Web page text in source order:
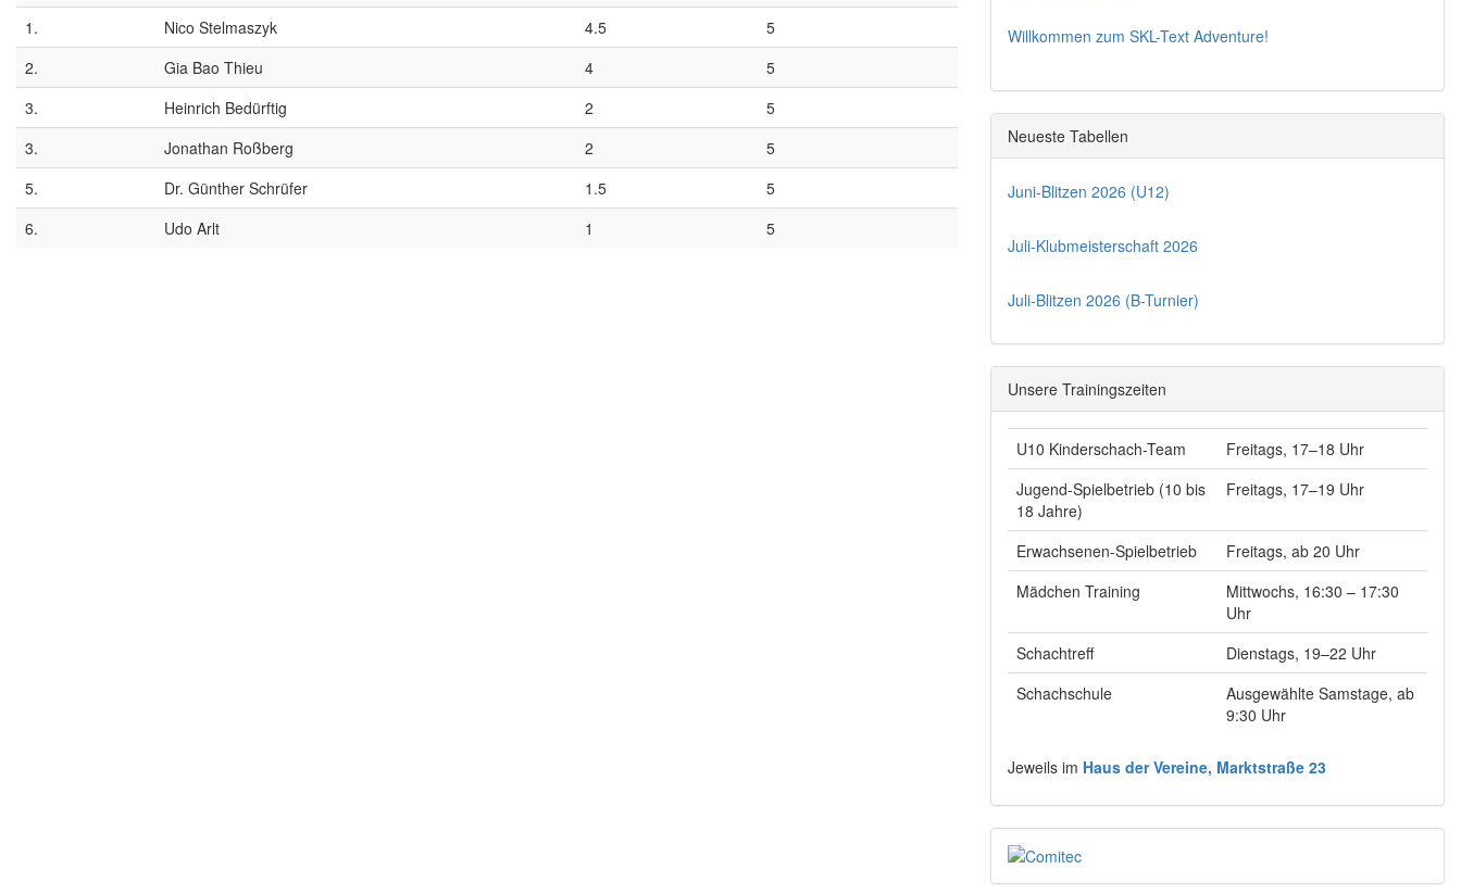
1.
Nico Stelmaszyk 4.5
5
2.
Gia Bao Thieu 4
5
3.
Heinrich Bedürftig 2
5
3.
Jonathan Roßberg 2
5
5.
Dr. Günther Schrüfer 1.5
5
6.
Udo Arlt 1 5
Willkommen zum SKL-Text Adventure!
Neueste Tabellen
Juni-Blitzen 2026 (U12)
Juli-Klubmeisterschaft 2026
Juli-Blitzen 2026 (B-Turnier)
Unsere Trainingszeiten
U10 Kinderschach-Team
Freitags, 17–18 Uhr
Jugend-Spielbetrieb (10 bis
18 Jahre)
Freitags, 17–19 Uhr
Erwachsenen-Spielbetrieb
Freitags, ab 20 Uhr
Mädchen Training
Mittwochs, 16:30 – 17:30
Uhr
Schachtreff
Dienstags, 19–22 Uhr
Schachschule
Ausgewählte Samstage, ab
9:30 Uhr
Jeweils im Haus der Vereine, Marktstraße 23